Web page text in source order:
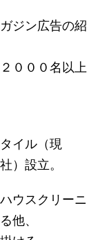
ジン広告の紹
０００名以上
タイル（現
）設立。
ウスクリーニ
他、